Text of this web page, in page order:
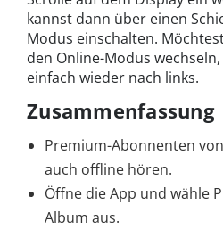
kannst dann über einen
Modus einschalten.
den Online-Modus
einfach wieder nach links.
Zusammenfassung
Premium-Abonnenten
auch offline hören.
Öffne die App und wähle
Album aus.